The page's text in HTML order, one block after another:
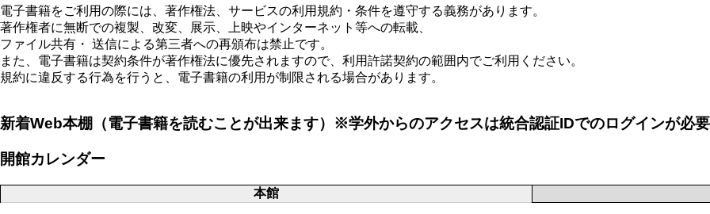
電子書籍をご利用の際には、著作権法、サービスの利用規約・条件を遵守する義務があります。
著作権者に無断での複製、改変、展示、上映やインターネット等への転載、
ファイル共有・ 送信による第三者への再頒布は禁止です。
また、電子書籍は契約条件が著作権法に優先されますので、利用許諾契約の範囲内でご利用ください。
規約に違反する行為を行うと、電子書籍の利用が制限される場合があります。
新着Web本棚（電子書籍を読むことが出来ます）※学外からのアクセスは統合認証IDでのログインが必
開館カレンダー
本館